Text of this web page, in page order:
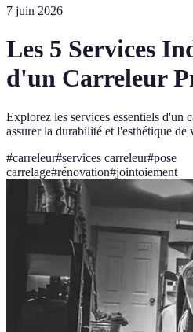
7 juin 2026
Les 5 Services
d'un Carreleur
Explorez les services essentiels d'un
assurer la durabilité et l'esthétique de
#carreleur#services carreleur#pose
carrelage#rénovation#jointoiement